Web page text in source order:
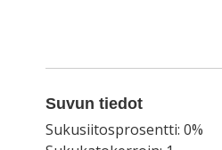
Suvun tiedot
Sukusiitosprosentti: 0%